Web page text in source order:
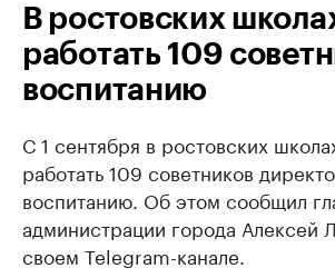
В ростовских
работать 109
воспитанию
С 1 сентября в ростовских
работать 109 советников
воспитанию. Об этом сообщил
администрации города Алексей
своем Telegram-канале.